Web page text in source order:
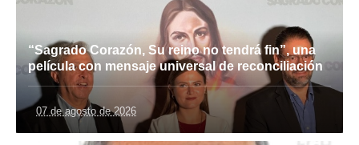
“Sagrado Corazón, Su reino no tendrá fin”, una
película con mensaje universal de reconciliación
07 de agosto de 2026